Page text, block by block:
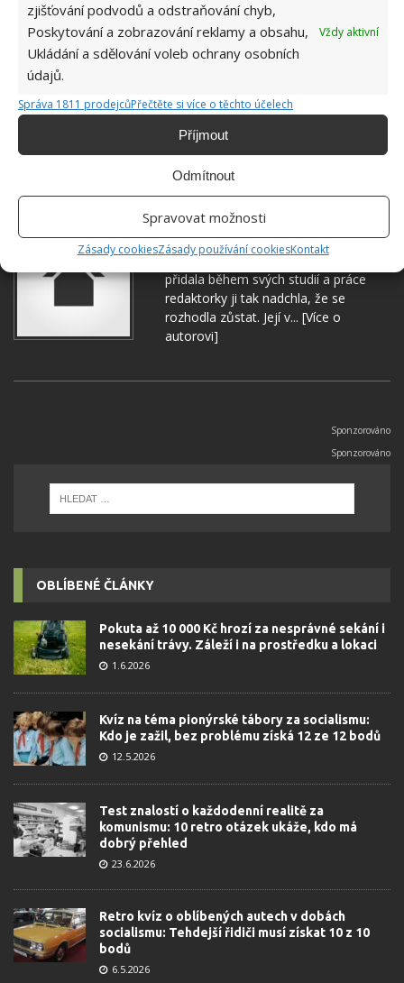
zjišťování podvodů a odstraňování chyb,
Poskytování a zobrazování reklamy a obsahu,
Ukládání a sdělování voleb ochrany osobních
údajů.
Vždy aktivní
Správa 1811 prodejcůPřečtěte si více o těchto účelech
Příjmout
Odmítnout
Spravovat možnosti
Zásady cookiesZásady používání cookiesKontakt
Do redakce Bydlimeutulne.cz se
přidala během svých studií a práce
redaktorky ji tak nadchla, že se
rozhodla zůstat. Její v... [Více o
autorovi]
OBLÍBENÉ ČLÁNKY
Pokuta až 10 000 Kč hrozí za nesprávné sekání i
nesekání trávy. Záleží i na prostředku a lokaci
1.6.2026
Kvíz na téma pionýrské tábory za socialismu:
Kdo je zažil, bez problému získá 12 ze 12 bodů
12.5.2026
Test znalostí o každodenní realitě za
komunismu: 10 retro otázek ukáže, kdo má
dobrý přehled
23.6.2026
Retro kvíz o oblíbených autech v dobách
socialismu: Tehdejší řidiči musí získat 10 z 10
bodů
6.5.2026